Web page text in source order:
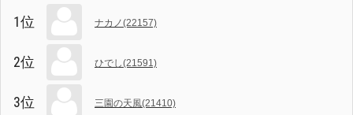
1位 ナカノ(22157)
2位 ひでし(21591)
3位 三園の天風(21410)